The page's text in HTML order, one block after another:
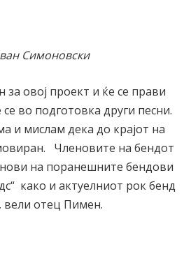
Симоновски
овој проект и ќе се прави
во подготовка други песни.
и мислам дека до крајот на
Членовите на бендот
на поранешните бендови
како и актуелниот рок бенд
вели отец Пимен.